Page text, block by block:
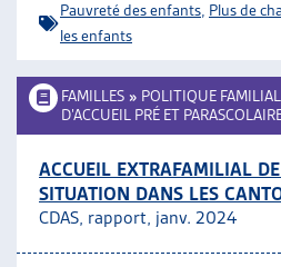
Pauvreté des enfants Plus de
les enfants
FAMILLES » POLITIQUE
D’ACCUEIL PRÉ ET
ACCUEIL EXTRAFAMILIAL
SITUATION DANS LES
CDAS, rapport, janv. 2024